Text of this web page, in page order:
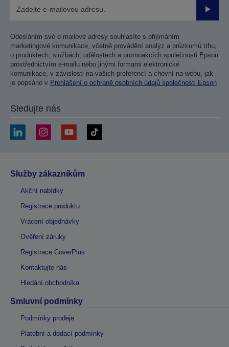
Odesláním své e-mailové adresy souhlasíte s přijímáním
marketingové komunikace, včetně provádění analýz a průzkumů trhu,
o produktech, službách, událostech a promoakcích společnosti Epson
prostřednictvím e-mailu nebo jinými formami elektronické
komunikace, v závislosti na vašich preferencí a chovní na webu, jak
je popsáno v Prohlášení o ochraně osobních údajů společnosti Epson
Sledujte nás
Služby zákazníkům
Akční nabídky
Registrace produktu
Vrácení objednávky
Ověření záruky
Registrace CoverPlus
Kontaktujte nás
Hledání obchodníka
Smluvní podmínky
Podmínky prodeje
Platební a dodací podmínky